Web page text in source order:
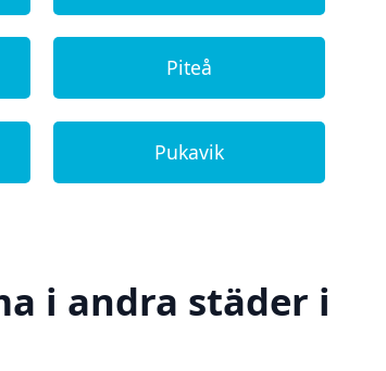
Piteå
Pukavik
i andra städer i